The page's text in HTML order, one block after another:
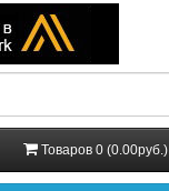
Товаров 0 (0.00руб.)